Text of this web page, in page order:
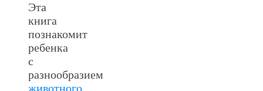
Эта
книга
познакомит
ребенка
с
разнообразием
животного